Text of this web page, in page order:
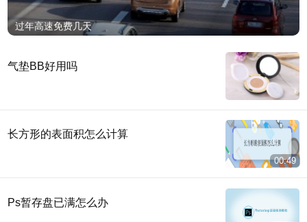
过年高速免费几天
气垫BB好用吗
长方形的表面积怎么计算
00:49
Ps暂存盘已满怎么办